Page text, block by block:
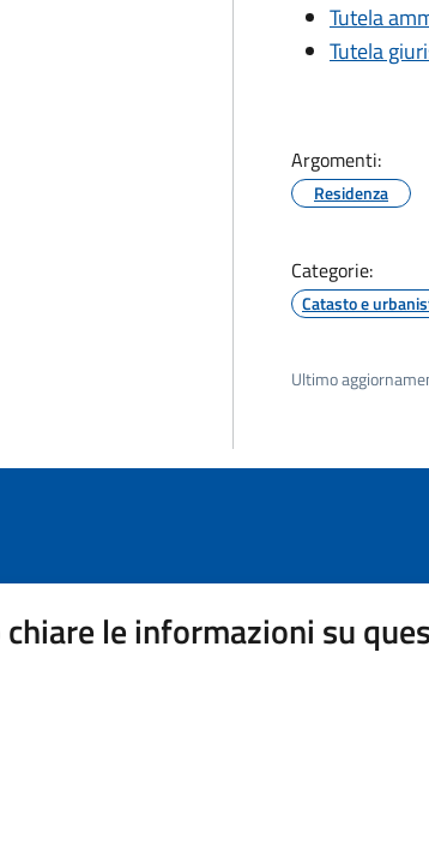
Tutela
Tutela
Argomenti:
Residenza
Categorie:
Catasto e
Ultimo
le informazioni su